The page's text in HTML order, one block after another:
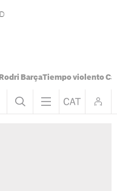
Rodri BarçaTiempo violento